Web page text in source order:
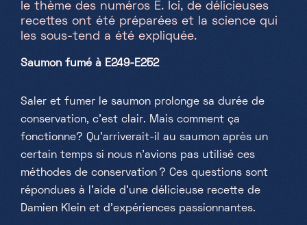
le thème des numéros E. Ici, de délicieuses
recettes ont été préparées et la science qui
les sous-tend a été expliquée.
Saumon fumé à E249-E252
Saler et fumer le saumon prolonge sa durée de
conservation, c'est clair. Mais comment ça
fonctionne? Qu'arriverait-il au saumon après un
certain temps si nous n'avions pas utilisé ces
méthodes de conservation ? Ces questions sont
répondues à l'aide d'une délicieuse recette de
Damien Klein et d'expériences passionnantes.